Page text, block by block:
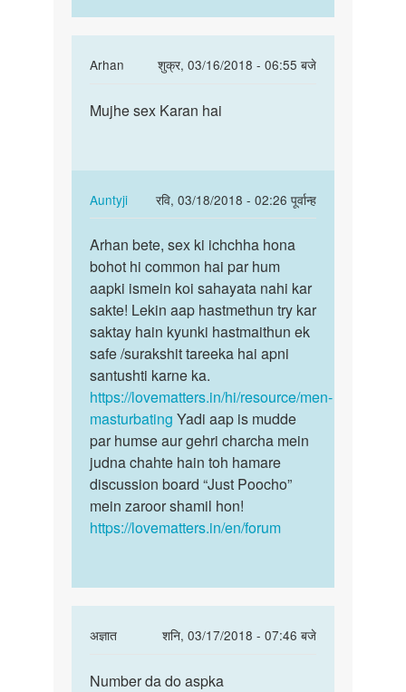
Arhan
शुक्र, 03/16/2018 - 06:55 बजे
to
Hum
apki
kya
by
Auntyji
Mujhe
hai
Mujhe sex Karan hai
Auntyji
रवि, 03/18/2018 - 02:26 पूर्वान्ह
In
reply
to
Mujhe
sex
Karan
hai
by
Arhan
Arhan
bete,
sex
ki
ichchha…
Arhan bete, sex ki ichchha hona
bohot hi common hai par hum
aapki ismein koi sahayata nahi kar
sakte! Lekin aap hastmethun try kar
saktay hain kyunki hastmaithun ek
safe /surakshit tareeka hai apni
santushti karne ka.
https://lovematters.in/hi/resource/men-
masturbating Yadi aap is mudde
par humse aur gehri charcha mein
judna chahte hain toh hamare
discussion board “Just Poocho”
mein zaroor shamil hon!
https://lovematters.in/en/forum
अज्ञात
शनि, 03/17/2018 - 07:46 बजे
In
to
Number
Number da do aspka